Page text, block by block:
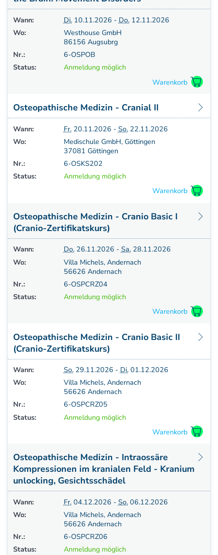
Wann: Di.10.11.2026 - Do.12.11.2026
Wo:
Westhouse GmbH
86156 Augsubrg
Nr.:
6-OSPOB
Status:
Anmeldung möglich
Osteopathische Medizin - Cranial II
Wann: Fr.20.11.2026 - So.22.11.2026
Wo:
Medischule GmbH, Göttingen
37081 Göttingen
Nr.:
6-OSKS202
Status:
Anmeldung möglich
Osteopathische Medizin - Cranio Basic I
(Cranio-Zertifikatskurs)
Wann: Do.26.11.2026 - Sa.28.11.2026
Wo:
Villa Michels, Andernach
56626 Andernach
Nr.:
6-OSPCRZ04
Status:
Anmeldung möglich
Osteopathische Medizin - Cranio Basic II
(Cranio-Zertifikatskurs)
Wann: So.29.11.2026 -Di.01.12.2026
Wo:
Villa Michels, Andernach
56626 Andernach
Nr.:
6-OSPCRZ05
Status:
Anmeldung möglich
Osteopathische Medizin - Intraossäre
Kompressionen im kranialen Feld - Kranium
unlocking, Gesichtsschädel
Wann: Fr.04.12.2026 - So.06.12.2026
Wo:
Villa Michels, Andernach
56626 Andernach
Nr.:
6-OSPCRZ06
Status:
Anmeldung möglich